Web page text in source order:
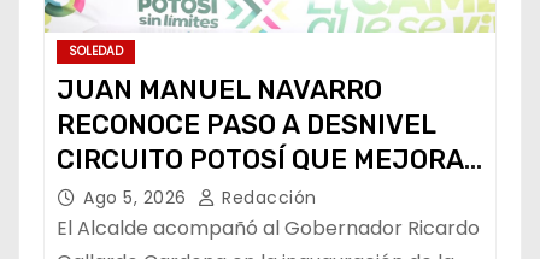
SOLEDAD
JUAN MANUEL NAVARRO
RECONOCE PASO A DESNIVEL
CIRCUITO POTOSÍ QUE MEJORA
LA MOVILIDAD METROPOLITANA
Ago 5, 2026 Redacción
El Alcalde acompañó al Gobernador Ricardo